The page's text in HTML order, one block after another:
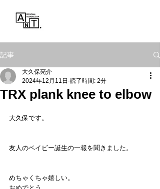
記事
TRX plank knee to elbow
大久保亮介
2024年12月11日 読了時間: 2分
大久保です。
友人のベイビー誕生の一報を聞きました。
めちゃくちゃ嬉しい。